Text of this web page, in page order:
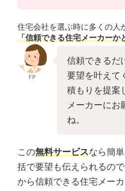
住宅会社を選ぶ時に多くの人
「信頼できる住宅メーカーか
FP
信頼できるだ
要望を叶えて
積もりを提案
メーカーにお
ね。
この無料サービスなら簡
括で要望も伝えられるの
から信頼できる住宅メー